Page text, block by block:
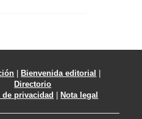
|Bienvenida editorial |
Directorio
privacidad |Nota legal